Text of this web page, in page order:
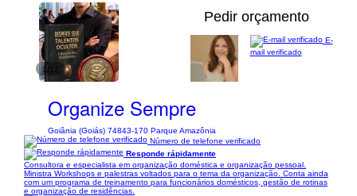
1/12
Pedir orçamento
Organize Sempre
Goiânia (Goiás) 74843-170 Parque Amazônia
E-
mail verificado
Número de telefone verificado
Responde rápidamente
Consultora e especialista em organização doméstica e organização pessoal.
Ministra Workshops e palestras voltados para o tema da organização. Conta ainda
com um programa de treinamento para funcionários domésticos, gestão de rotinas
e organização de residências.